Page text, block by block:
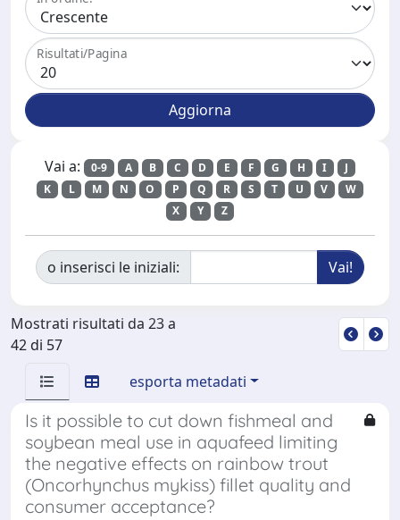
Risultati/Pagina
Vai a: 0-9 A B C D E F G H I
J
K
L M N O P Q R S T U V
W
X
Y Z
o inserisci le iniziali:
Mostrati risultati da 23 a
42 di 57
esporta metadati
Is it possible to cut down fishmeal and
soybean meal use in aquafeed limiting
the negative effects on rainbow trout
(Oncorhynchus mykiss) fillet quality and
consumer acceptance?